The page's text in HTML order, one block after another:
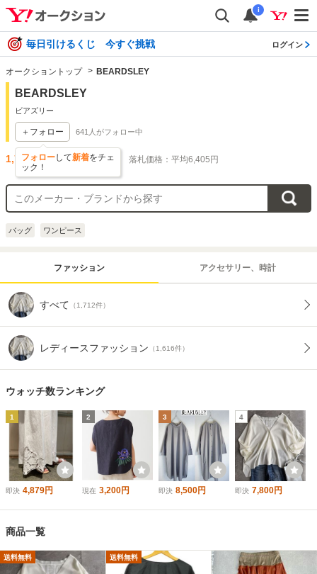
i
毎日引けるくじ 今すぐ挑戦 ログイン
オークショントップ BEARDSLEY
BEARDSLEY
ビアズリー
＋フォロー
フォローして新着をチェ
ック！
641 人がフォロー中
1,714件出品されています 落札価格：平均6,405円
バッグ ワンピース
ファッション アクセサリー、時計
すべて （1,712件）
レディースファッション （1,616件）
ウォッチ数ランキング
1
即決 4,879円
2
現在 3,200円
3
即決 8,500円
4
即決 7,800円
商品一覧
送料無料 送料無料